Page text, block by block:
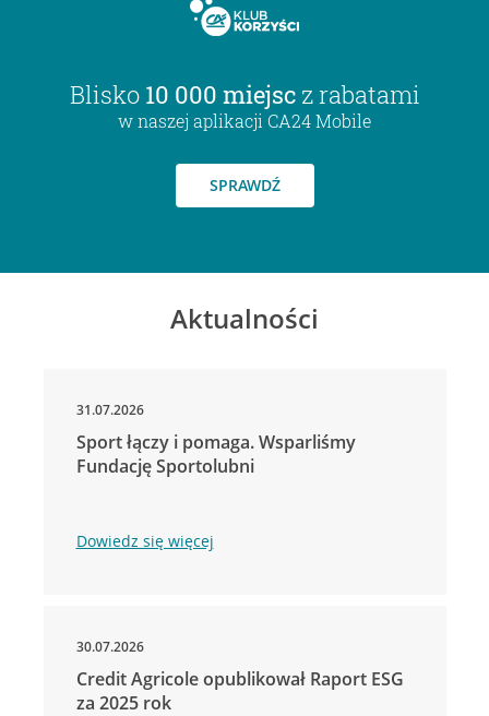
Blisko 10 000 miejsc z rabatami
w naszej aplikacji CA24 Mobile
SPRAWDŹ
Aktualności
31.07.2026
Sport łączy i pomaga. Wsparliśmy
Fundację Sportolubni
Dowiedz się więcej
30.07.2026
Credit Agricole opublikował Raport ESG
za 2025 rok